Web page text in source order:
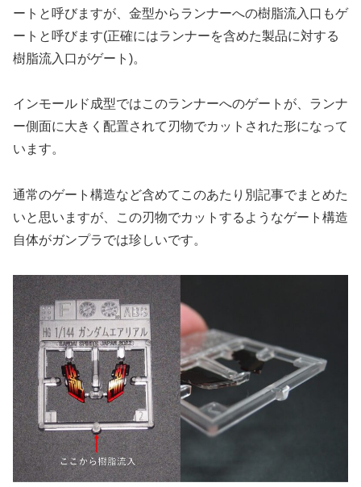
ートと呼びますが、金型からランナーへの樹脂流入口もゲ
ートと呼びます(正確にはランナーを含めた製品に対する
樹脂流入口がゲート)。
インモールド成型ではこのランナーへのゲートが、ランナ
ー側面に大きく配置されて刃物でカットされた形になって
います。
通常のゲート構造など含めてこのあたり別記事でまとめた
いと思いますが、この刃物でカットするようなゲート構造
自体がガンプラでは珍しいです。